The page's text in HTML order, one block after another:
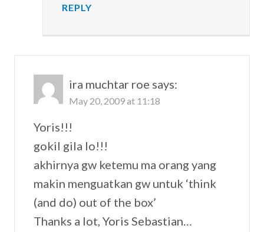
REPLY
ira muchtar roe says:
May 20, 2009 at 11:18
Yoris!!!
gokil gila lo!!!
akhirnya gw ketemu ma orang yang
makin menguatkan gw untuk ‘think
(and do) out of the box’
Thanks a lot, Yoris Sebastian…